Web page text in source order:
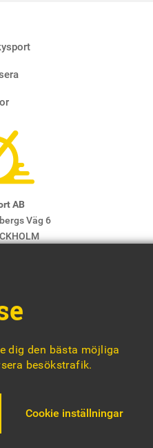
AB
Väg 6
dig den bästa möjliga
besökstrafik.
Cookie inställningar